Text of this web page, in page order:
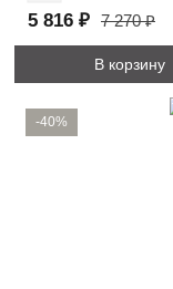
5 816 ₽ 7 270 ₽
В корзину
-40%